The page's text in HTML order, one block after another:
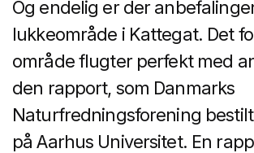
Og endelig er der
lukkeområde i Kattegat. Det
område flugter perfekt med
den rapport, som Danmarks
Naturfredningsforening
på Aarhus Universitet. En